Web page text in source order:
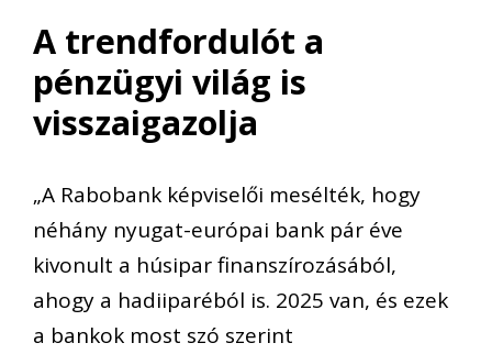
A trendfordulót a
pénzügyi világ is
visszaigazolja
„A Rabobank képviselői mesélték, hogy
néhány nyugat-európai bank pár éve
kivonult a húsipar finanszírozásából,
ahogy a hadiiparéból is. 2025 van, és ezek
a bankok most szó szerint